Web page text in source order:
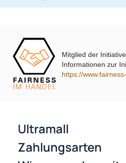
passende Produkte
Zahlungsarten
Mitglied der
Informationen zur
https://